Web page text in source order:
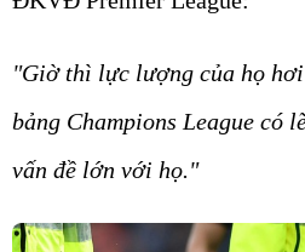
"Giờ thì lực lượng của họ hơi
bảng Champions League có
vấn đề lớn với họ."